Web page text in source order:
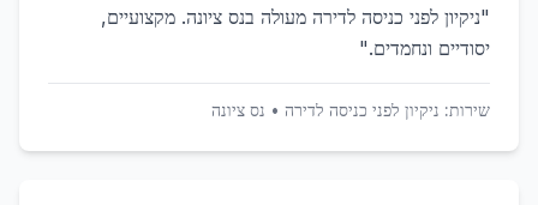
"ניקיון לפני כניסה לדירה מעולה בנס ציונה. מקצועיים,
יסודיים ונחמדים."
שירות: ניקיון לפני כניסה לדירה • נס ציונה